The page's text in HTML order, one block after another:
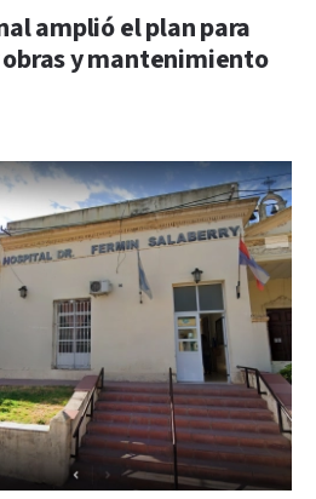
amplió el plan para
y mantenimiento